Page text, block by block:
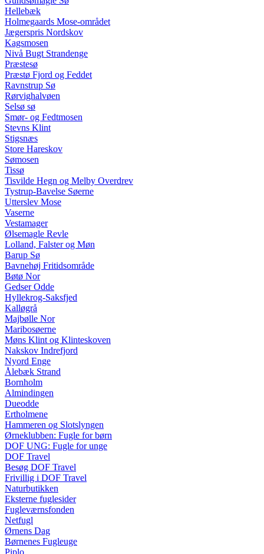
Hellebæk
Holmegaards Mose-området
Jægerspris Nordskov
Kagsmosen
Nivå Bugt Strandenge
Præstesø
Præstø Fjord og Feddet
Ravnstrup Sø
Rørvighalvøen
Selsø sø
Smør- og Fedtmosen
Stevns Klint
Stigsnæs
Store Hareskov
Sømosen
Tissø
Tisvilde Hegn og Melby Overdrev
Tystrup-Bavelse Søerne
Utterslev Mose
Vaserne
Vestamager
Ølsemagle Revle
Lolland, Falster og Møn
Barup Sø
Bavnehøj Fritidsområde
Bøtø Nor
Gedser Odde
Hyllekrog-Saksfjed
Kalløgrå
Majbølle Nor
Maribosøerne
Møns Klint og Klinteskoven
Nakskov Indrefjord
Nyord Enge
Ålebæk Strand
Bornholm
Almindingen
Dueodde
Ertholmene
Hammeren og Slotslyngen
Ørneklubben: Fugle for børn
DOF UNG: Fugle for unge
DOF Travel
Besøg DOF Travel
Frivillig i DOF Travel
Naturbutikken
Eksterne fuglesider
Fugleværnsfonden
Netfugl
Ørnens Dag
Børnenes Fugleuge
Piplo